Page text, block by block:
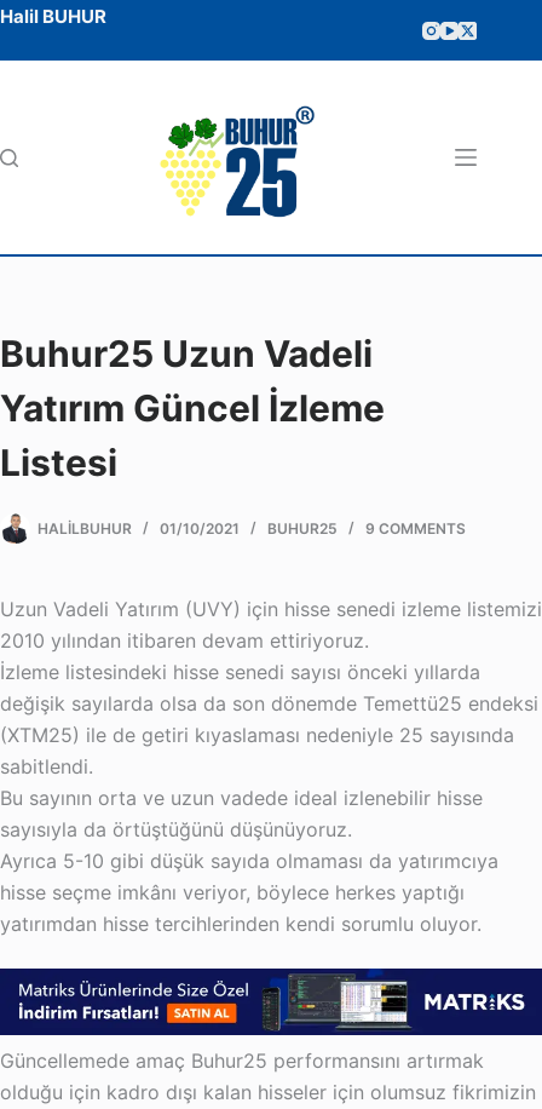
Halil BUHUR
Buhur25 Uzun Vadeli
Yatırım Güncel İzleme
Listesi
HALILBUHUR 01/10/2021 BUHUR25 9 COMMENTS
Uzun Vadeli Yatırım (UVY) için hisse senedi izleme listemizi
2010 yılından itibaren devam ettiriyoruz.
İzleme listesindeki hisse senedi sayısı önceki yıllarda
değişik sayılarda olsa da son dönemde Temettü25 endeksi
(XTM25) ile de getiri kıyaslaması nedeniyle 25 sayısında
sabitlendi.
Bu sayının orta ve uzun vadede ideal izlenebilir hisse
sayısıyla da örtüştüğünü düşünüyoruz.
Ayrıca 5-10 gibi düşük sayıda olmaması da yatırımcıya
hisse seçme imkânı veriyor, böylece herkes yaptığı
yatırımdan hisse tercihlerinden kendi sorumlu oluyor.
Güncellemede amaç Buhur25 performansını artırmak
olduğu için kadro dışı kalan hisseler için olumsuz fikrimizin